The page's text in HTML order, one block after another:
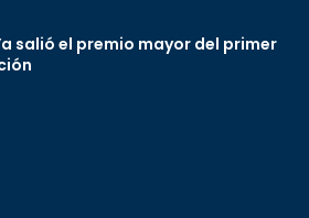
salió el premio mayor del primer